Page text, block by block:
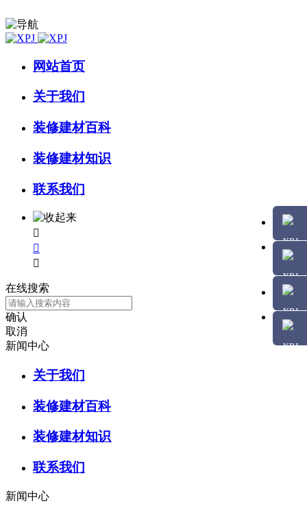
网站首页
关于我们
装修建材百科
装修建材知识
联系我们



在线搜索
确认
取消
新闻中心
关于我们
装修建材百科
装修建材知识
联系我们
新闻中心